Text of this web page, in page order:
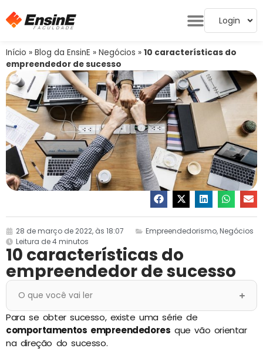
Login
Início » Blog da EnsinE » Negócios » 10 características do
empreendedor de sucesso
28 de março de 2022, às 18:07 Empreendedorismo,Negócios
Leitura de 4 minutos
10 características do
empreendedor de sucesso
O que você vai ler
Para se obter sucesso, existe uma série de
comportamentos empreendedores que vão orientar
na direção do sucesso.